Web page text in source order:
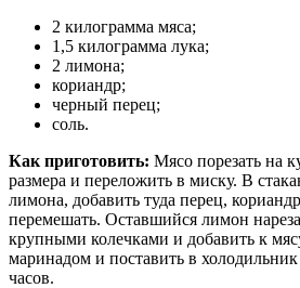
2 килограмма мяса;
1,5 килограмма лука;
2 лимона;
кориандр;
черный перец;
соль.
Как приготовить: Мясо порезать на
размера и переложить в миску. В
лимона, добавить туда перец,
перемешать. Оставшийся лимон
крупными колечками и добавить к
маринадом и поставить в
часов.